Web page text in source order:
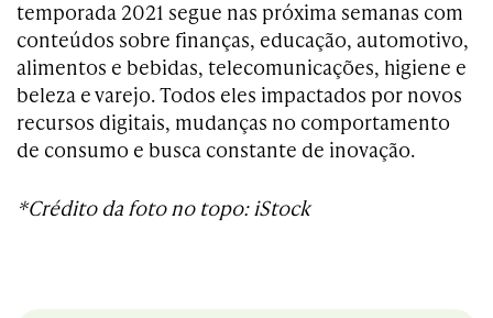
temporada 2021 segue nas próxima semanas com
conteúdos sobre finanças, educação, automotivo,
alimentos e bebidas, telecomunicações, higiene e
beleza e varejo. Todos eles impactados por novos
recursos digitais, mudanças no comportamento
de consumo e busca constante de inovação.
*Crédito da foto no topo: iStock